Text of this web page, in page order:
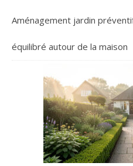
Aménagement jardin
équilibré autour de la maison